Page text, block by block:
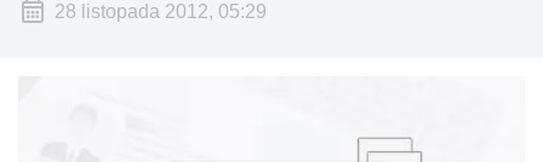
28 listopada 2012, 05:29